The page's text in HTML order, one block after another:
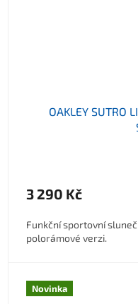
OAKLEY SUTRO
3 290 Kč
Funkční sportovní
polorámové verzi.
Novinka